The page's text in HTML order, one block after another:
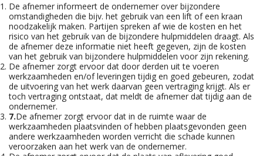
De afnemer informeert de ondernemer over bijzondere
omstandigheden die bijv. het gebruik van een lift of een kraan
noodzakelijk maken. Partijen spreken af wie de kosten en het
risico van het gebruik van de bijzondere hulpmiddelen draagt. Als
de afnemer deze informatie niet heeft gegeven, zijn de kosten
van het gebruik van bijzondere hulpmiddelen voor zijn rekening.
De afnemer zorgt ervoor dat door derden uit te voeren
werkzaamheden en/of leveringen tijdig en goed gebeuren, zodat
de uitvoering van het werk daarvan geen vertraging krijgt. Als er
toch vertraging ontstaat, dat meldt de afnemer dat tijdig aan de
ondernemer.
7.De afnemer zorgt ervoor dat in de ruimte waar de
werkzaamheden plaatsvinden of hebben plaatsgevonden geen
andere werkzaamheden worden verricht die schade kunnen
veroorzaken aan het werk van de ondernemer.